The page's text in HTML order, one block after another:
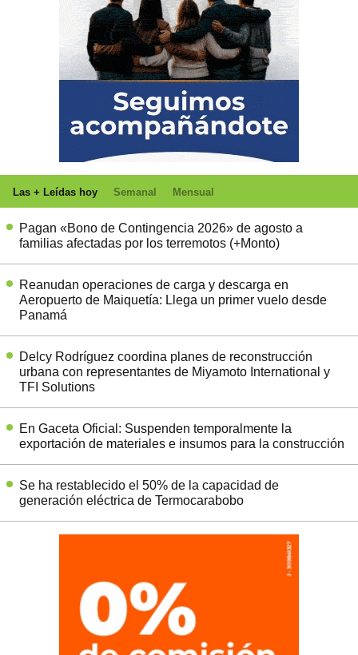
Las + Leídas hoy Semanal Mensual
Pagan «Bono de Contingencia 2026» de agosto a
familias afectadas por los terremotos (+Monto)
Reanudan operaciones de carga y descarga en
Aeropuerto de Maiquetía: Llega un primer vuelo desde
Panamá
Delcy Rodríguez coordina planes de reconstrucción
urbana con representantes de Miyamoto International y
TFI Solutions
En Gaceta Oficial: Suspenden temporalmente la
exportación de materiales e insumos para la construcción
Se ha restablecido el 50% de la capacidad de
generación eléctrica de Termocarabobo